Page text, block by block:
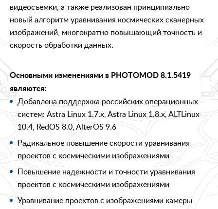
видеосъемки, а также реализован принципиально
новый алгоритм уравнивания космических сканерных
изображений, многократно повышающий точность и
скорость обработки данных.
Основными изменениями в PHOTOMOD 8.1.5419
являются:
Добавлена поддержка российских операционных
систем: Astra Linux 1.7.x, Astra Linux 1.8.x, ALTLinux
10.4, RedOS 8.0, AlterOS 9.6
Радикальное повышение скорости уравнивания
проектов с космическими изображениями
Повышение надежности и точности уравнивания
проектов с космическими изображениями
Уравнивание проектов с изображениями камеры